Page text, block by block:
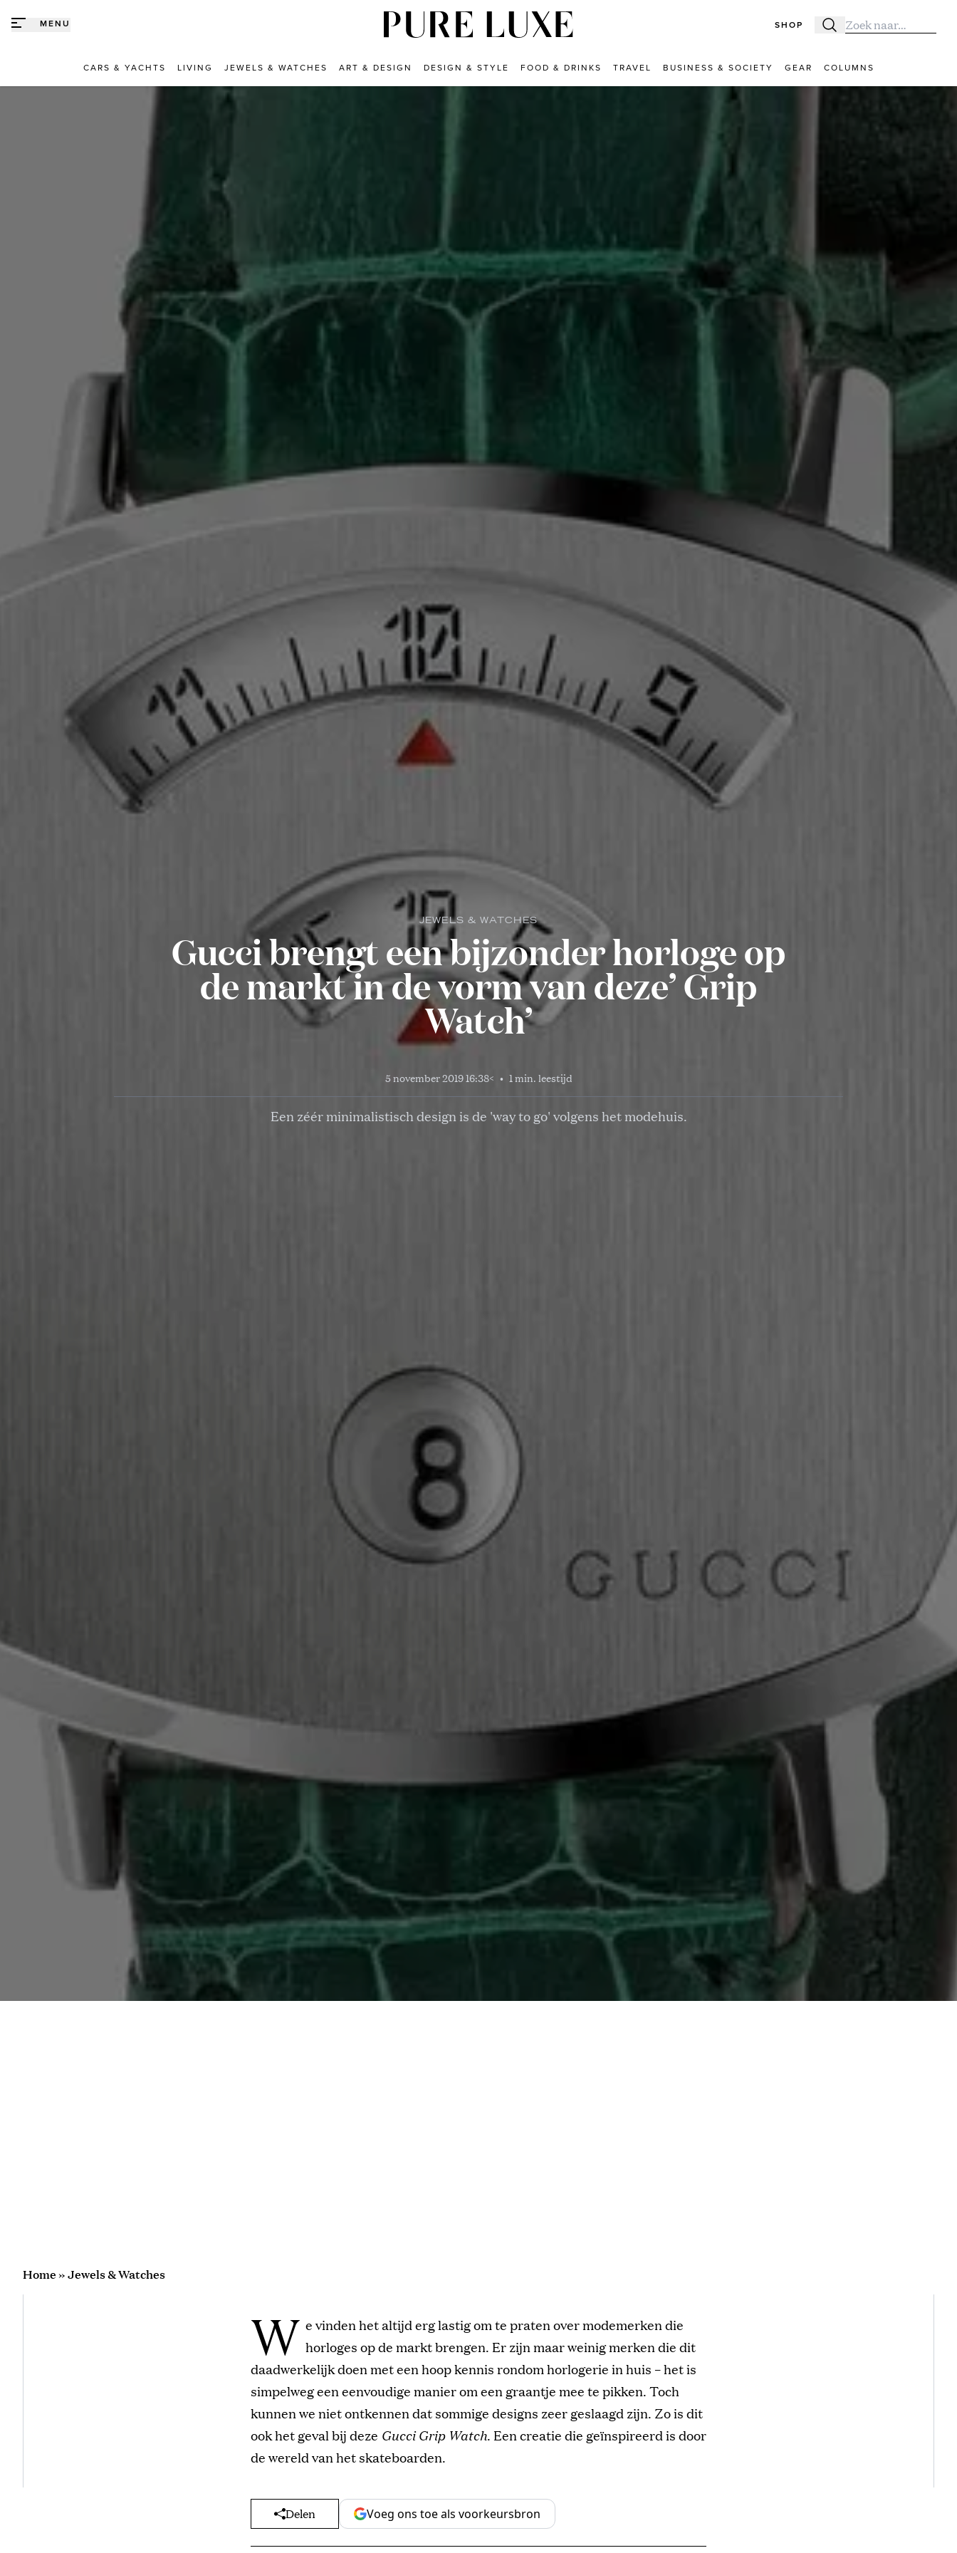
MENU SHOP Zoeken
Zoek naar:
CARS & YACHTS LIVING JEWELS & WATCHES ART & DESIGN DESIGN & STYLE FOOD & DRINKS TRAVEL BUSINESS & SOCIETY GEAR COLUMNS
JEWELS & WATCHES
Gucci brengt een bijzonder horloge op
de markt in de vorm van deze’ Grip
Watch’
5 november 2019 16:38< • 1 min. leestijd
Een zéér minimalistisch design is de 'way to go' volgens het modehuis.
Home»Jewels & Watches
W e vinden het altijd erg lastig om te praten over modemerken die
horloges op de markt brengen. Er zijn maar weinig merken die dit
daadwerkelijk doen met een hoop kennis rondom horlogerie in huis – het is
simpelweg een eenvoudige manier om een graantje mee te pikken. Toch
kunnen we niet ontkennen dat sommige designs zeer geslaagd zijn. Zo is dit
ook het geval bij deze Gucci Grip Watch. Een creatie die geïnspireerd is door
de wereld van het skateboarden.
Delen Voeg ons toe als voorkeursbron